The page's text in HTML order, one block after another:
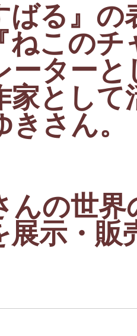
ばる』の
ねこのチ
ーターと
家とし
さん。
んの世
展示・販